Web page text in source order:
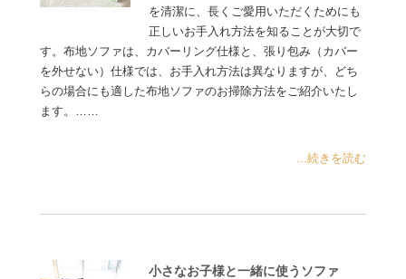
を清潔に、長くご愛用いただくためにも
正しいお手入れ方法を知ることが大切で
す。布地ソファは、カバーリング仕様と、張り包み（カバー
を外せない）仕様では、お手入れ方法は異なりますが、どち
らの場合にも適した布地ソファのお掃除方法をご紹介いたし
ます。……
...続きを読む
小さなお子様と一緒に使うソファ